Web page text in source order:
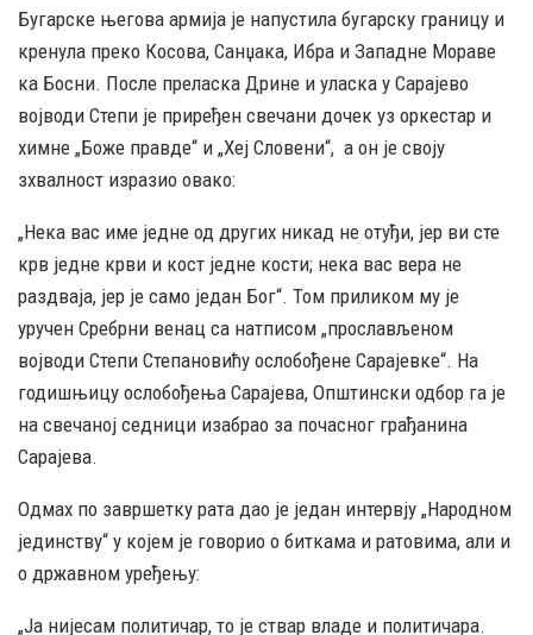
Бугарске његова армија је напустила бугарску границу и
кренула преко Косова, Санџака, Ибра и Западне Мораве
ка Босни. После преласка Дрине и уласка у Сарајево
војводи Степи је приређен свечани дочек уз оркестар и
химне „Боже правде“ и „Хеј Словени“, а он је своју
зхвалност изразио овако:
„Нека вас име једне од других никад не отуђи, јер ви сте
крв једне крви и кост једне кости; нека вас вера не
раздваја, јер је само један Бог“. Том приликом му је
уручен Сребрни венац са натписом „прослављеном
војводи Степи Степановићу ослобођене Сарајевке“. На
годишњицу ослобођења Сарајева, Општински одбор га је
на свечаној седници изабрао за почасног грађанина
Сарајева.
Одмах по завршетку рата дао је један интервју „Народном
јединству“ у којем је говорио о биткама и ратовима, али и
о државном уређењу:
„Ја нијесам политичар, то је ствар владе и политичара.